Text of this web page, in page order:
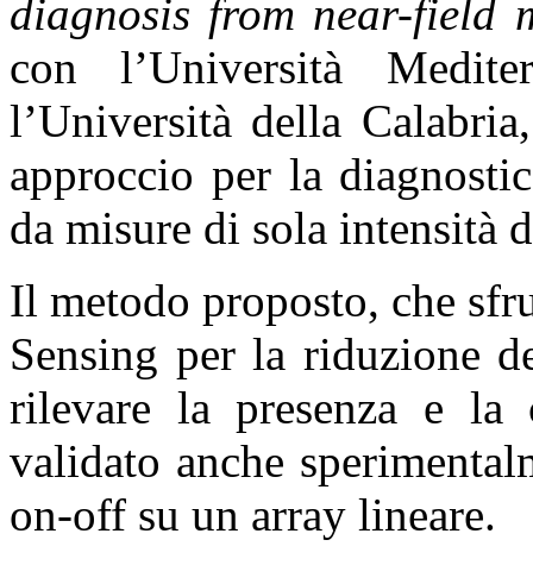
diagnosis from near-field
con l’Università
l’Università della
approccio per la
da misure di sola intensità
Il metodo proposto, che
Sensing per la riduzione
rilevare la presenza e la
validato anche
on-off su un array lineare.